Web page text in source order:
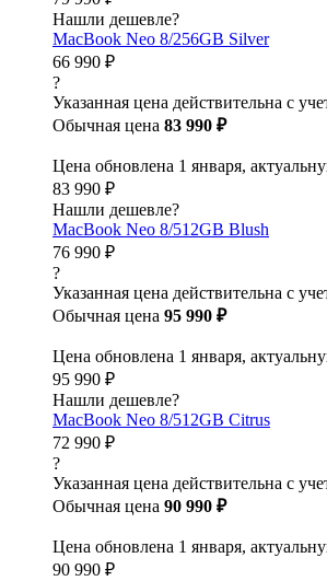
Нашли дешевле?
MacBook Neo 8/256GB Silver
66 990 ₽
?
Указанная цена действительна с
Обычная цена 83 990 ₽
Цена обновлена 1 января,
83 990 ₽
Нашли дешевле?
MacBook Neo 8/512GB Blush
76 990 ₽
?
Указанная цена действительна с
Обычная цена 95 990 ₽
Цена обновлена 1 января,
95 990 ₽
Нашли дешевле?
MacBook Neo 8/512GB Citrus
72 990 ₽
?
Указанная цена действительна с
Обычная цена 90 990 ₽
Цена обновлена 1 января,
90 990 ₽